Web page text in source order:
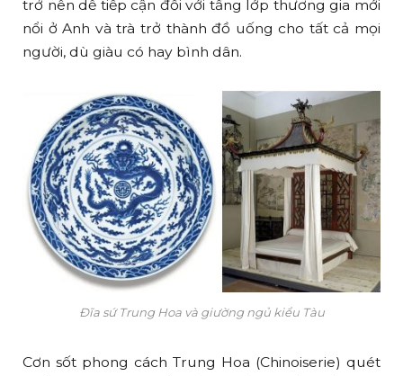
trở nên dễ tiếp cận đối với tầng lớp thương gia mới
nổi ở Anh và trà trở thành đồ uống cho tất cả mọi
người, dù giàu có hay bình dân.
Đĩa sứ Trung Hoa và giường ngủ kiểu Tàu
Cơn sốt phong cách Trung Hoa (Chinoiserie) quét